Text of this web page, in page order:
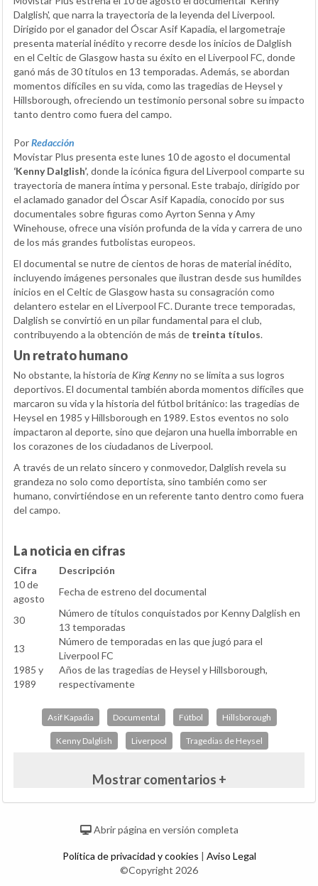
Dalglish', que narra la trayectoria de la leyenda del Liverpool.
Dirigido por el ganador del Óscar Asif Kapadia, el largometraje
presenta material inédito y recorre desde los inicios de Dalglish
en el Celtic de Glasgow hasta su éxito en el Liverpool FC, donde
ganó más de 30 títulos en 13 temporadas. Además, se abordan
momentos difíciles en su vida, como las tragedias de Heysel y
Hillsborough, ofreciendo un testimonio personal sobre su impacto
tanto dentro como fuera del campo.
PorRedacción
Movistar Plus presenta este lunes 10 de agosto el documental
‘Kenny Dalglish’, donde la icónica figura del Liverpool comparte su
trayectoria de manera íntima y personal. Este trabajo, dirigido por
el aclamado ganador del Óscar Asif Kapadia, conocido por sus
documentales sobre figuras como Ayrton Senna y Amy
Winehouse, ofrece una visión profunda de la vida y carrera de uno
de los más grandes futbolistas europeos.
El documental se nutre de cientos de horas de material inédito,
incluyendo imágenes personales que ilustran desde sus humildes
inicios en el Celtic de Glasgow hasta su consagración como
delantero estelar en el Liverpool FC. Durante trece temporadas,
Dalglish se convirtió en un pilar fundamental para el club,
contribuyendo a la obtención de más de treinta títulos.
Un retrato humano
No obstante, la historia de King Kennyno se limita a sus logros
deportivos. El documental también aborda momentos difíciles que
marcaron su vida y la historia del fútbol británico: las tragedias de
Heysel en 1985 y Hillsborough en 1989. Estos eventos no solo
impactaron al deporte, sino que dejaron una huella imborrable en
los corazones de los ciudadanos de Liverpool.
A través de un relato sincero y conmovedor, Dalglish revela su
grandeza no solo como deportista, sino también como ser
humano, convirtiéndose en un referente tanto dentro como fuera
del campo.
La noticia en cifras
Cifra
Descripción
10 de
agosto
Fecha de estreno del documental
30
Número de títulos conquistados por Kenny Dalglish en
13 temporadas
13
Número de temporadas en las que jugó para el
Liverpool FC
1985 y
1989
Años de las tragedias de Heysel y Hillsborough,
respectivamente
Asif Kapadia Documental Fútbol Hillsborough
Kenny Dalglish Liverpool Tragedias de Heysel
Mostrar comentarios +
Abrir página en versión completa
Política de privacidad y cookies | Aviso Legal
©Copyright 2026